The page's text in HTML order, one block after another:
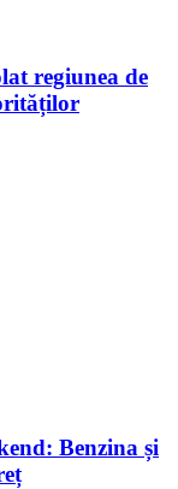
regiunea de
Benzina și